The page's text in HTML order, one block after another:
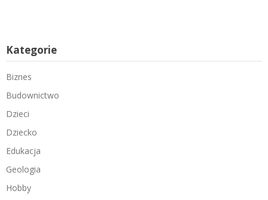
Kategorie
Biznes
Budownictwo
Dzieci
Dziecko
Edukacja
Geologia
Hobby